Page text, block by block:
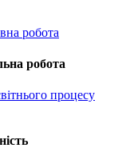
робота
робота
процесу